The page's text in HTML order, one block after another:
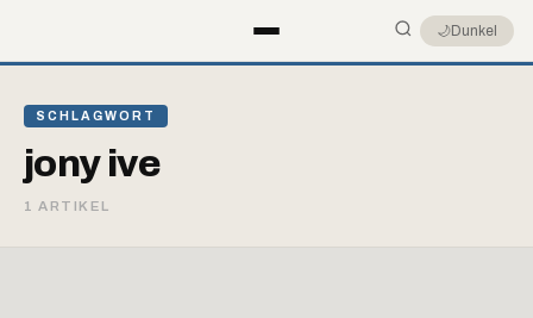
🌙Dunkel
SCHLAGWORT
jony ive
1 ARTIKEL